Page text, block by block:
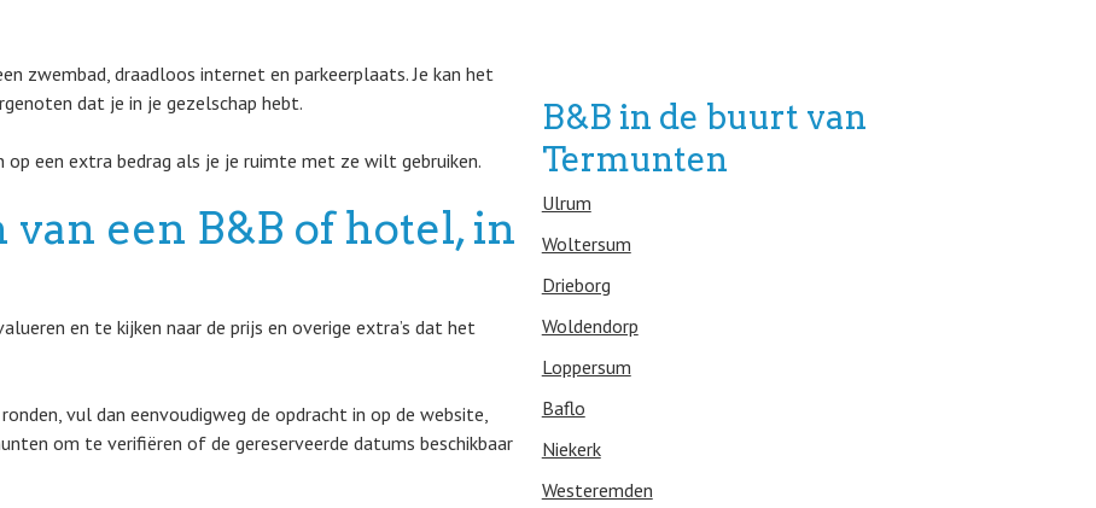
zwembad, draadloos internet en parkeerplaats. Je kan het
dat je in je gezelschap hebt.
op een extra bedrag als je je ruimte met ze wilt gebruiken.
een B&B of hotel, in
en te kijken naar de prijs en overige extra’s dat het
vul dan eenvoudigweg de opdracht in op de website,
om te verifiëren of de gereserveerde datums beschikbaar
B&B in de buurt van
Termunten
Ulrum
Woltersum
Drieborg
Woldendorp
Loppersum
Baflo
Niekerk
Westeremden